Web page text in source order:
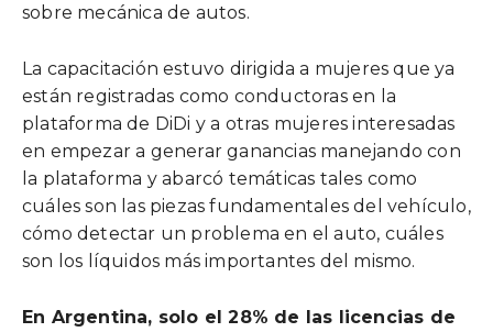
sobre mecánica de autos.
La capacitación estuvo dirigida a mujeres que ya
están registradas como conductoras en la
plataforma de DiDi y a otras mujeres interesadas
en empezar a generar ganancias manejando con
la plataforma y abarcó temáticas tales como
cuáles son las piezas fundamentales del vehículo,
cómo detectar un problema en el auto, cuáles
son los líquidos más importantes del mismo.
En Argentina, solo el 28% de las licencias de